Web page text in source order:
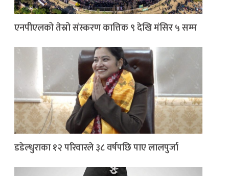
एनपीएलको तेस्रो संस्करण कात्तिक ९ देखि मंसिर ५ सम्म
डडेल्धुराका १२ परिवारले ३८ वर्षपछि पाए लालपुर्जा